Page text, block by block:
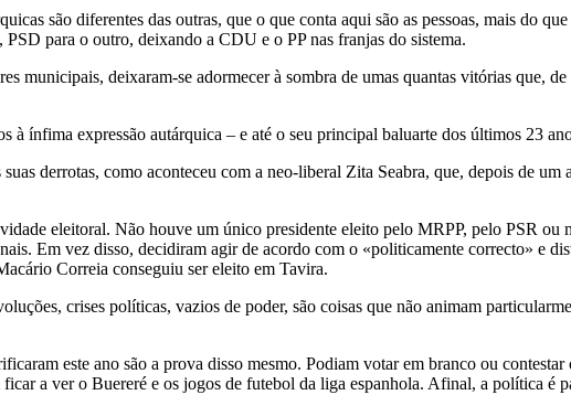
são diferentes das outras, que o que conta aqui são as pessoas, mais do
para o outro, deixando a CDU e o PP nas franjas do sistema.
municipais, deixaram-se adormecer à sombra de umas quantas vitórias que,
à ínfima expressão autárquica – e até o seu principal baluarte dos últimos 23
derrotas, como aconteceu com a neo-liberal Zita Seabra, que, depois de
eleitoral. Não houve um único presidente eleito pelo MRPP, pelo PSR
Em vez disso, decidiram agir de acordo com o «politicamente correcto» e
Correia conseguiu ser eleito em Tavira.
crises políticas, vazios de poder, são coisas que não animam
este ano são a prova disso mesmo. Podiam votar em branco ou
a ver o Buereré e os jogos de futebol da liga espanhola. Afinal, a política é